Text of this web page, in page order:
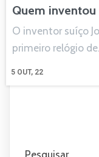
Quem
5 OUT, 22
O inventor suíço
primeiro relógio
Pesquisar